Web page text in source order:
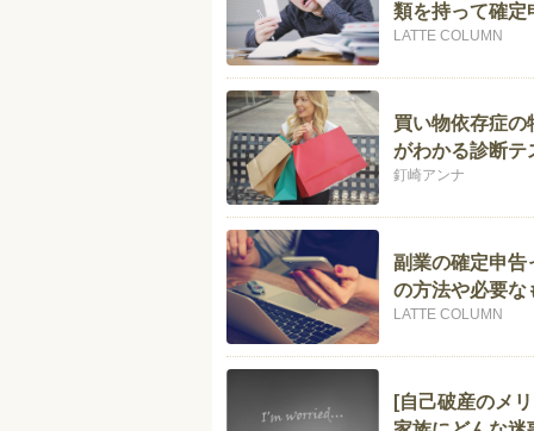
類を持って確定
LATTE COLUMN
買い物依存症の
がわかる診断テ
釘崎アンナ
副業の確定申告
の方法や必要な
LATTE COLUMN
[自己破産のメ